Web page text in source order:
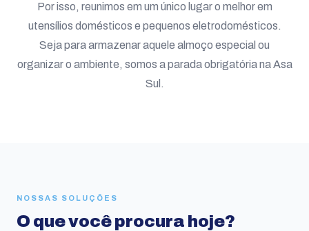
Por isso, reunimos em um único lugar o melhor em
utensílios domésticos e pequenos eletrodomésticos.
Seja para armazenar aquele almoço especial ou
organizar o ambiente, somos a parada obrigatória na Asa
Sul.
NOSSAS SOLUÇÕES
O que você procura hoje?